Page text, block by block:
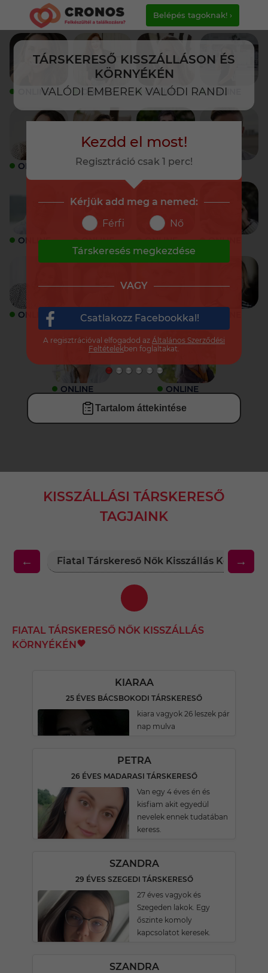
TÁRSKERESŐ KISSZÁLLÁSON ÉS
KÖRNYÉKÉN
VALÓDI EMBEREK VALÓDI RANDI
Belépés tagoknak! ›
ONLINE ONLINE ONLINE ONLINE
ONLINE ONLINE ONLINE
ONLINE ONLINE ONLINE ONLINE
ONLINE ONLINE ONLINE
ONLINE ONLINE
Tartalom áttekintése
KISSZÁLLÁSI TÁRSKERESŐ
TAGJAINK
← Fiatal Társkereső Nők Kisszállás →
FIATAL TÁRSKERESŐ NŐK KISSZÁLLÁS
KÖRNYÉKÉN
KIARAA
25 ÉVES BÁCSBOKODI TÁRSKERESŐ
kiara vagyok 26 leszek pár
nap mulva
PETRA
26 ÉVES MADARASI TÁRSKERESŐ
Van egy 4 éves én és
kisfiam akit egyedül
nevelek ennek tudatában
keress.
SZANDRA
29 ÉVES SZEGEDI TÁRSKERESŐ
27 éves vagyok és
Szegeden lakok. Egy
őszinte komoly
kapcsolatot keresek.
SZANDRA
Kezdd el most!
Regisztráció csak 1 perc!
Kérjük add meg a nemed:
Férfi
Nő
Társkeresés megkezdése
VAGY
Csatlakozz Facebookkal!
A regisztrációval elfogadod az Általános Szerződési
Feltételekben foglaltakat.